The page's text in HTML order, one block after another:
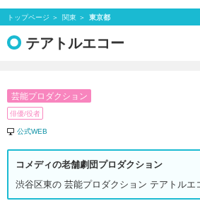
トップページ 関東 東京都
テアトルエコー
芸能プロダクション
俳優/役者
公式WEB
コメディの老舗劇団プロダクション
渋谷区東の 芸能プロダクション テアトルエ